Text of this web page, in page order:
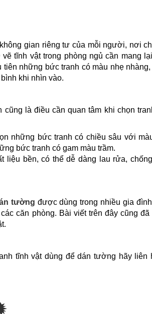
gian riêng tư của mỗi người, nơi
vẽ tĩnh vật trong phòng ngủ cần mang
những bức tranh có màu nhẹ
khi nhìn vào.
là điều cần quan tâm khi chọn
những bức tranh có chiều sâu với
bức tranh có gam màu trầm.
liệu bền, có thể dễ dàng lau rửa,
tường được dùng trong nhiều gia
căn phòng. Bài viết trên đây cũng
tĩnh vật dùng để dán tường hãy liên